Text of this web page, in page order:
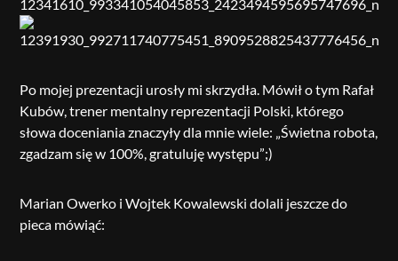
Po mojej prezentacji urosły mi skrzydła. Mówił o tym Rafał
Kubów, trener mentalny reprezentacji Polski, którego
słowa doceniania znaczyły dla mnie wiele: „Świetna robota,
zgadzam się w 100%, gratuluję występu”;)
Marian Owerko i Wojtek Kowalewski dolali jeszcze do
pieca mówiąć: